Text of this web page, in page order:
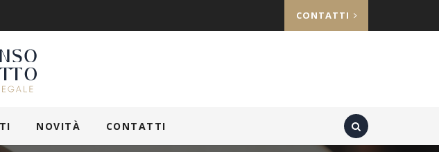
CONTATTI
NOVITÀ CONTATTI